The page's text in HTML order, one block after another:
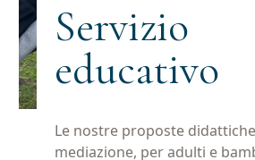
Servizio
educativo
Le nostre proposte
mediazione, per adulti e